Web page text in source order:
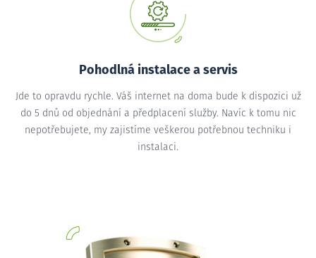
Pohodlná instalace a servis
Jde to opravdu rychle. Váš internet na doma bude k dispozici už
do 5 dnů od objednání a předplacení služby. Navíc k tomu nic
nepotřebujete, my zajistíme veškerou potřebnou techniku i
instalaci.